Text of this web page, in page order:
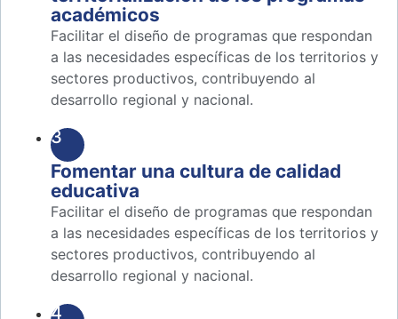
académicos
Facilitar el diseño de programas que respondan
a las necesidades específicas de los territorios y
sectores productivos, contribuyendo al
desarrollo regional y nacional.
3
Fomentar una cultura de calidad
educativa
Facilitar el diseño de programas que respondan
a las necesidades específicas de los territorios y
sectores productivos, contribuyendo al
desarrollo regional y nacional.
4